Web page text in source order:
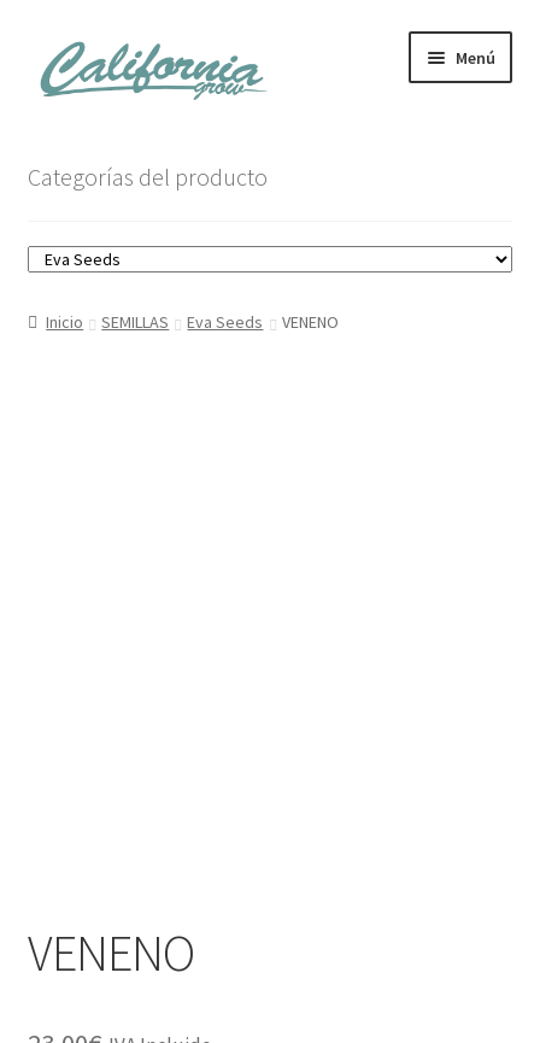
al
contenido
Menú
Carrito
Mi cuenta
Categorías del producto
Inicio SEMILLAS Eva Seeds VENENO
VENENO